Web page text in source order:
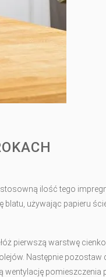
ilość tego
używając papieru
pierwszą warstwę
Następnie pozostaw
pomieszczenia